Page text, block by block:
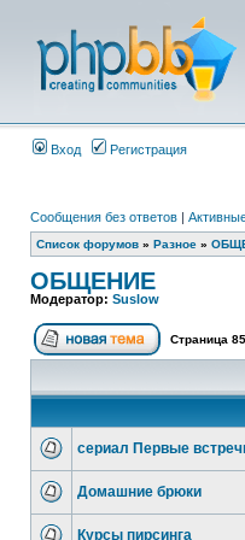
Вход Регистрация
Сообщения без ответов |
Список форумов » Разное »
ОБЩЕНИЕ
Модератор: Suslow
Страница 85
сериал Первые
Домашние брюки
Курсы пирсинга